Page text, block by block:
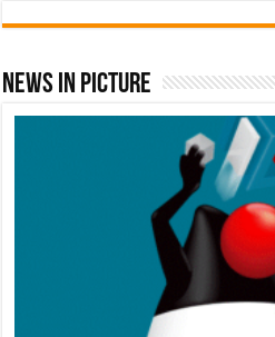
News In Picture